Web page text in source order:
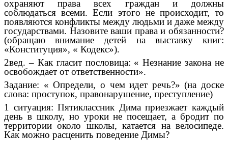
охраняют права всех граждан и должны
соблюдаться всеми. Если этого не происходит, то
появляются конфликты между людьми и даже между
государствами. Назовите ваши права и обязанности?
(обращаю внимание детей на выставку книг:
«Конституция», « Кодекс»).
2вед. – Как гласит пословица: « Незнание закона не
освобождает от ответственности».
Задание: « Определи, о чем идет речь?» (на доске
слова: проступок, правонарушение, преступление)
1 ситуация: Пятиклассник Дима приезжает каждый
день в школу, но уроки не посещает, а бродит по
территории около школы, катается на велосипеде.
Как можно расценить поведение Димы?